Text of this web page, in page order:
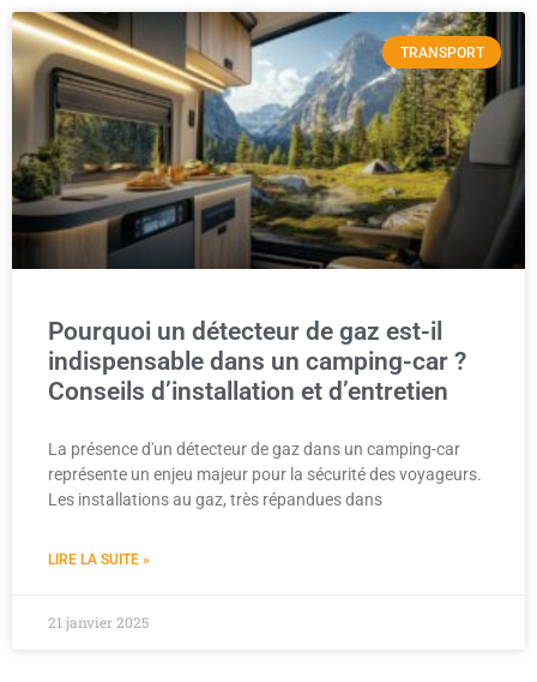
TRANSPORT
Pourquoi un détecteur de gaz est-il
indispensable dans un camping-car ?
Conseils d’installation et d’entretien
La présence d'un détecteur de gaz dans un camping-car
représente un enjeu majeur pour la sécurité des voyageurs.
Les installations au gaz, très répandues dans
LIRE LA SUITE »
21 janvier 2025